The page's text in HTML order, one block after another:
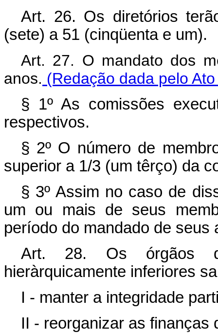
Art. 26. Os diretórios
(sete) a 51 (cinqüenta e um).
Art. 27. O mandato dos
anos. (Redação dada pelo
§ 1º As comissões
respectivos.
§ 2º O número de
superior a 1/3 (um têrço) da
§ 3º Assim no caso de
um ou mais de seus
período do mandado de seus
Art. 28. Os órgãos
hieràrquicamente inferiores
I - manter a integridade
II - reorganizar as finanças